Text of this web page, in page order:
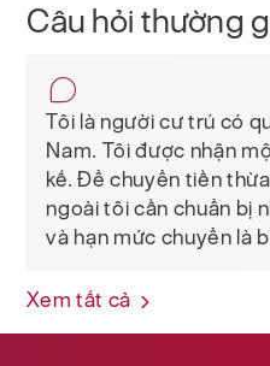
Câu hỏi thường
Tôi là người cư trú có
Nam. Tôi được nhận
kế. Để chuyển tiền
ngoài tôi cần chuẩn bị
và hạn mức chuyển là
Xem tất cả